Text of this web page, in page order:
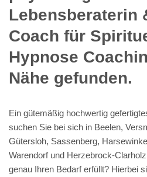
Lebensberaterin
Coach für
Hypnose
Nähe gefunden.
Ein gütemäßig hochwertig
suchen Sie bei sich in Beelen,
Gütersloh, Sassenberg,
Warendorf und Herzebrock-
genau Ihren Bedarf erfüllt? Hierbei